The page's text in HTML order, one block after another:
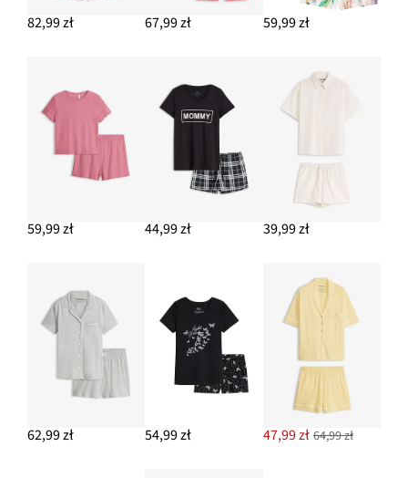
82,99 zł 67,99 zł 59,99 zł
59,99 zł 44,99 zł 39,99 zł
62,99 zł 54,99 zł 47,99 zł 64,99 zł